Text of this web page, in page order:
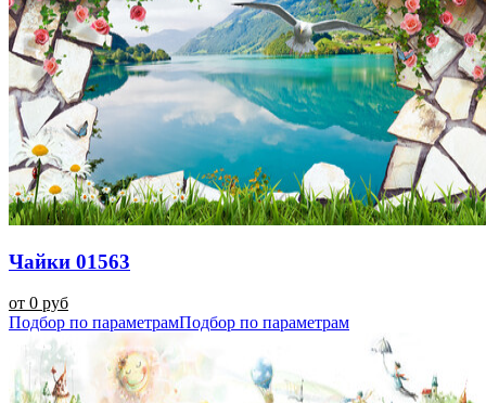
Чайки 01563
от 0 руб
Подбор по параметрамПодбор по параметрам